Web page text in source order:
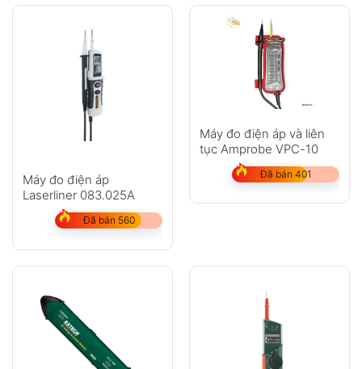
Máy đo điện áp
Laserliner 083.025A
Đã bán 560
Máy đo điện áp và liên
tục Amprobe VPC-10
Đã bán 401